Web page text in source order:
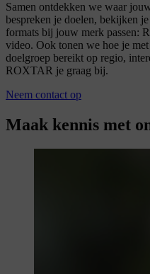
Samen ontdekken we waar
bespreken je doelen, bekijken
formats bij jouw merk passen:
video. Ook tonen we hoe je
doelgroep bereikt op regio,
ROXTAR je graag bij.
Neem contact op
Maak kennis met